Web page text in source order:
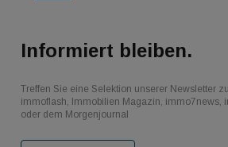
Informiert bleiben.
Treffen Sie eine Selektion unserer Newsletter
immoflash, Immobilien Magazin, immo7news,
oder dem Morgenjournal